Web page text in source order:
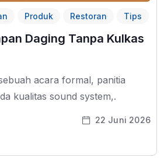
Produk Restoran Tips
Daging Tanpa Kulkas
acara formal, panitia
kualitas sound system,.
22 Juni 2026